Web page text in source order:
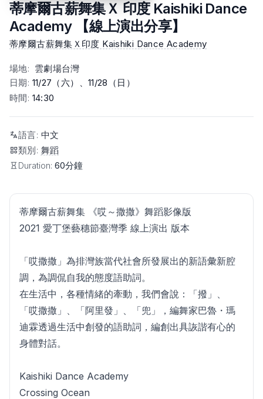
蒂摩爾古薪舞集Ｘ 印度 Kaishiki Dance
Academy 【線上演出分享】
蒂摩爾古薪舞集Ｘ印度 Kaishiki Dance Academy
場地: 雲劇場台灣
日期: 11/27（六）、11/28（日）
時間: 14:30
語言: 中文
類別: 舞蹈
Duration: 60分鐘
蒂摩爾古薪舞集 《哎～撒撒》舞蹈影像版
2021 愛丁堡藝穗節臺灣季 線上演出 版本
「哎撒撒」為排灣族當代社會所發展出的新語彙新腔
調，為調侃自我的態度語助詞。
在生活中，各種情緒的牽動，我們會說：「撥」、
「哎撒撒」、「阿里發」、「兜」，編舞家巴魯・瑪
迪霖透過生活中創發的語助詞，編創出具詼諧有心的
身體對話。
Kaishiki Dance Academy
Crossing Ocean